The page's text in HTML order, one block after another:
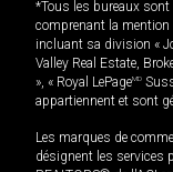
*Tous les bureaux
comprenant la mention
incluant sa division «
Valley Real Estate,
», « Royal LePageMD
appartiennent et sont
Les marques de
désignent les services